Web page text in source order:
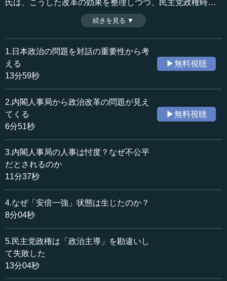
氏は、こうした改革の効果を整理しつつ、民主党政権時代
の問題について論じる。（2018年6月13日開催10MTVオピ
ニオン特別講演会「日本政治の問題はどこにあるのか？」
より、全6話中第5話）
収録日：2018年6月13日
追加日：2018年9月15日
カテゴリー：
政治
政権・政党
≪全文≫
●小選挙区制だけでなく、比例代表制を導入した効果
も大きかった
政治改革は、目指す方向に向かいました。ちなみに、選
挙制度改革は当時政権を取れない野党が選挙に勝つために
提言したものではなく、自民党が進めました。
この改革は後藤田正晴氏（元副総理）や小沢一郎氏が進
めていきました。小沢氏の場合、野党側についた際にも政
権を取れるように、と考えていたかもしれませんが、後藤
田氏の場合はそうではないでしょう。ですから、後藤田氏
にはご存命の間に、あの改革によって自民党が政権を失っ
ても良いのだ、という覚悟で取り組んでいたのか、念押し
で聞いておきたかった。
続きを見る ▼
1.日本政治の問題を対話の重要性から考
える
13分59秒
▶無料視聴
2.内閣人事局から政治改革の問題が見え
てくる
6分51秒
▶無料視聴
3.内閣人事局の人事は忖度？なぜ不公平
だとされるのか
11分37秒
4.なぜ「安倍一強」状態は生じたのか？
8分04秒
5.民主党政権は「政治主導」を勘違いし
て失敗した
13分04秒